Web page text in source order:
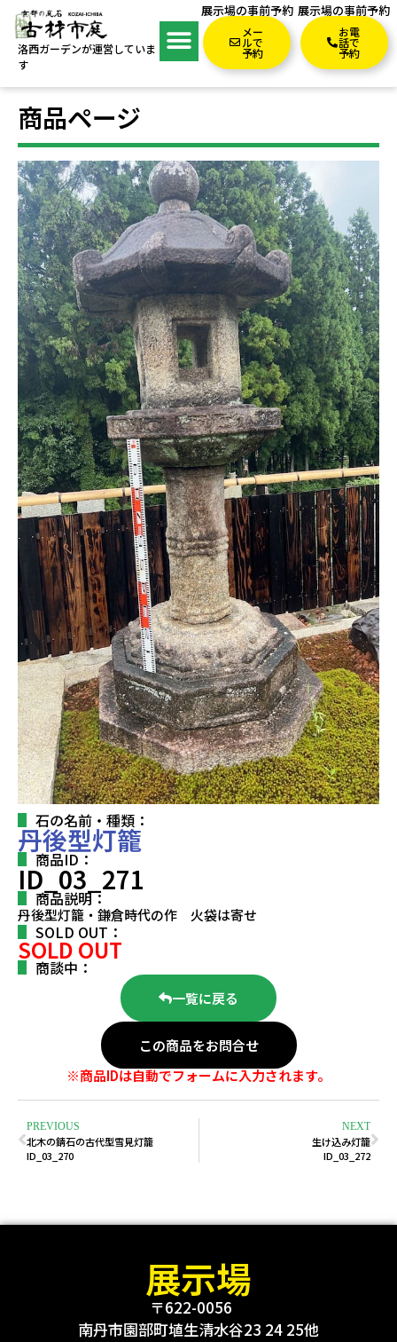
洛西ガーデンが運営していま
す
展示場の事前予約
メー
ルで
予約
展示場の事前予約
お電
話で
予約
商品ページ
石の名前・種類：
丹後型灯籠
商品ID：
ID_03_271
商品説明：
丹後型灯籠・鎌倉時代の作 火袋は寄せ
SOLD OUT：
SOLD OUT
商談中：
一覧に戻る
この商品をお問合せ
※商品IDは自動でフォームに入力されます。
PREVIOUS
北木の錆石の古代型雪見灯籠
ID_03_270
NEXT
生け込み灯籠
ID_03_272
展示場
〒622-0056
南丹市園部町埴生清水谷23 24 25他